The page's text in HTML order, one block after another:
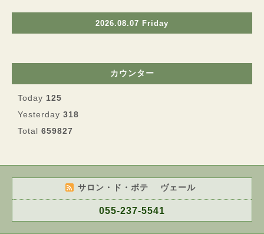
2026.08.07 Friday
カウンター
Today 125
Yesterday 318
Total 659827
サロン・ド・ボテ ヴェール
055-237-5541